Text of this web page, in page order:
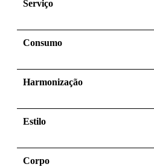
Serviço
Consumo
Harmonização
Estilo
Corpo